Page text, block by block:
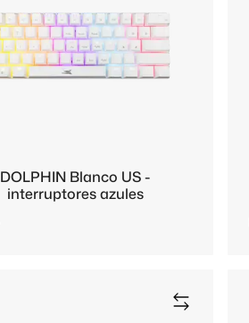
DOLPHIN Blanco US -
interruptores azules